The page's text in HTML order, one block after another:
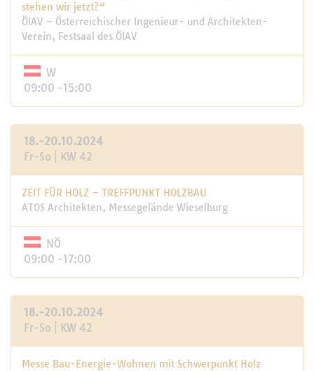
stehen wir jetzt?“
ÖIAV – Österreichischer Ingenieur- und Architekten-
Verein, Festsaal des ÖIAV
W
09:00 -15:00
18.-20.10.2024
Fr-So | KW 42
ZEIT FÜR HOLZ – TREFFPUNKT HOLZBAU
ATOS Architekten, Messegelände Wieselburg
NÖ
09:00 -17:00
18.-20.10.2024
Fr-So | KW 42
Messe Bau-Energie-Wohnen mit Schwerpunkt Holz